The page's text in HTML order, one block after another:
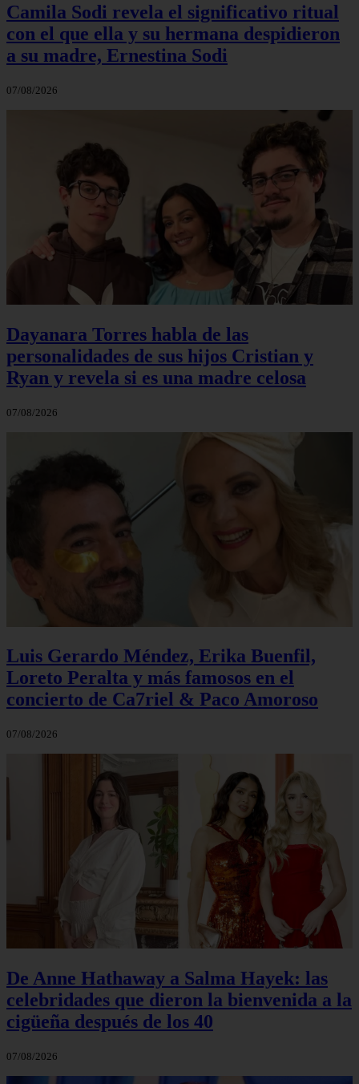
Camila Sodi revela el significativo ritual
con el que ella y su hermana despidieron
a su madre, Ernestina Sodi
07/08/2026
Dayanara Torres habla de las
personalidades de sus hijos Cristian y
Ryan y revela si es una madre celosa
07/08/2026
Luis Gerardo Méndez, Erika Buenfil,
Loreto Peralta y más famosos en el
concierto de Ca7riel & Paco Amoroso
07/08/2026
De Anne Hathaway a Salma Hayek: las
celebridades que dieron la bienvenida a la
cigüeña después de los 40
07/08/2026